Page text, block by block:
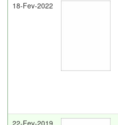
18-Fev-2022
22-Fev-2019